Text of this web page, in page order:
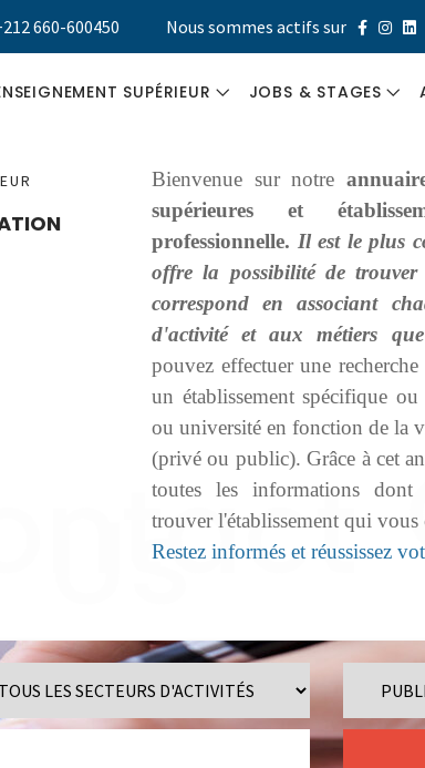
660-600450 Nous sommes actifs sur
SUPÉRIEUR JOBS & STAGES
GUIDE MÉTIERS
CV DESIGNER
STAGES &
Bienvenue sur notre
supérieures et
professionnelle. Il est le plus
offre la possibilité de trouver
correspond en associant
d'activité et aux métiers
pouvez effectuer une
un établissement spécifique
ou université en fonction de la
(privé ou public). Grâce à cet
toutes les informations
trouver l'établissement qui vous
Restez informés et réussissez